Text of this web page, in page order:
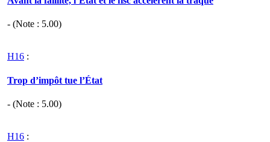
- (Note : 5.00)
H16 :
Trop d’impôt tue l’État
- (Note : 5.00)
H16 :